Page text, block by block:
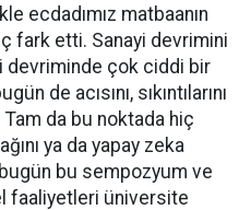
ecdadımız matbaanın
fark etti. Sanayi devrimini
devriminde çok ciddi bir
de acısını, sıkıntılarını
da bu noktada hiç
ya da yapay zeka
bugün bu sempozyum ve
faaliyetleri üniversite